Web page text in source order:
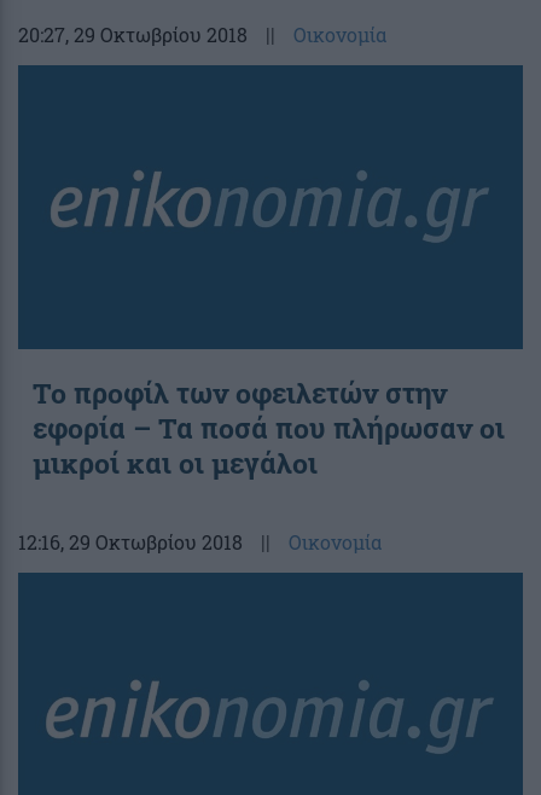
20:27, 29 Οκτωβρίου 2018 || Οικονομία
Το προφίλ των οφειλετών στην
εφορία – Τα ποσά που πλήρωσαν οι
μικροί και οι μεγάλοι
12:16, 29 Οκτωβρίου 2018 || Οικονομία